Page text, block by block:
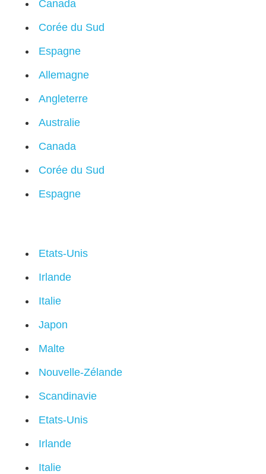
Canada
Corée du Sud
Espagne
Allemagne
Angleterre
Australie
Canada
Corée du Sud
Espagne
Etats-Unis
Irlande
Italie
Japon
Malte
Nouvelle-Zélande
Scandinavie
Etats-Unis
Irlande
Italie